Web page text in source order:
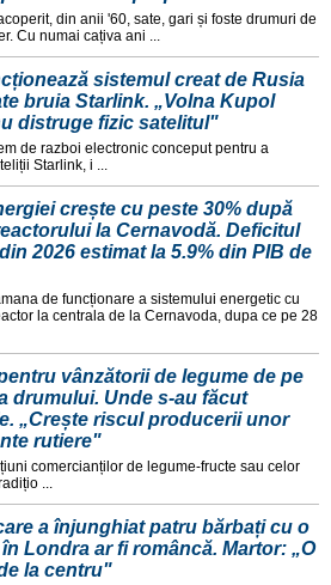
din anii '60, sate, gari și foste drumuri de
Cu numai cațiva ani ...
sistemul creat de Rusia
bruia Starlink. „Volna Kupol
distruge fizic satelitul"
de razboi electronic conceput pentru a
Starlink, i ...
crește cu peste 30% după
la Cernavodă. Deficitul
2026 estimat la 5.9% din PIB de
de funcționare a sistemului energetic cu
la centrala de la Cernavoda, dupa ce pe 28
vânzătorii de legume de pe
drumului. Unde s-au făcut
„Crește riscul producerii unor
rutiere"
comercianților de legume-fructe sau celor
...
a înjunghiat patru bărbați cu o
Londra ar fi româncă. Martor: „O
la centru"